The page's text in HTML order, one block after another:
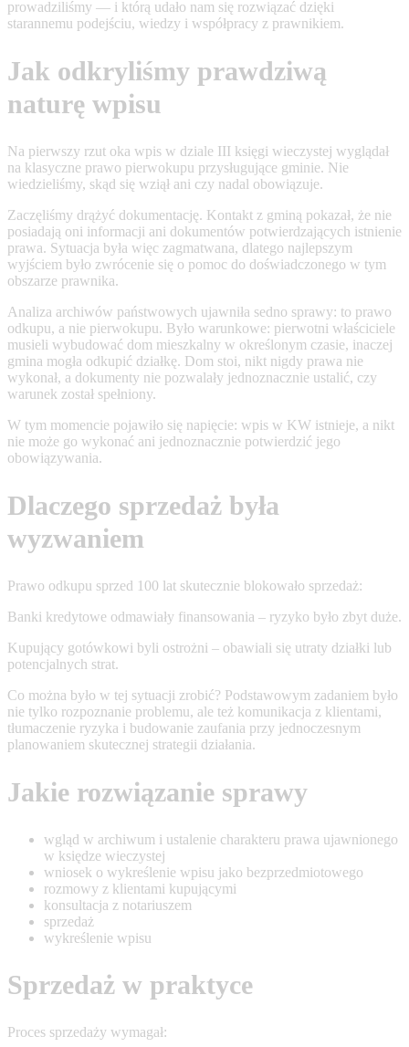
prowadziliśmy — i którą udało nam się rozwiązać dzięki
starannemu podejściu, wiedzy i współpracy z prawnikiem.
Jak odkryliśmy prawdziwą
naturę wpisu
Na pierwszy rzut oka wpis w dziale III księgi wieczystej wyglądał
na klasyczne prawo pierwokupu przysługujące gminie. Nie
wiedzieliśmy, skąd się wziął ani czy nadal obowiązuje.
Zaczęliśmy drążyć dokumentację. Kontakt z gminą pokazał, że nie
posiadają oni informacji ani dokumentów potwierdzających istnienie
prawa. Sytuacja była więc zagmatwana, dlatego najlepszym
wyjściem było zwrócenie się o pomoc do doświadczonego w tym
obszarze prawnika.
Analiza archiwów państwowych ujawniła sedno sprawy: to prawo
odkupu, a nie pierwokupu. Było warunkowe: pierwotni właściciele
musieli wybudować dom mieszkalny w określonym czasie, inaczej
gmina mogła odkupić działkę. Dom stoi, nikt nigdy prawa nie
wykonał, a dokumenty nie pozwalały jednoznacznie ustalić, czy
warunek został spełniony.
W tym momencie pojawiło się napięcie: wpis w KW istnieje, a nikt
nie może go wykonać ani jednoznacznie potwierdzić jego
obowiązywania.
Dlaczego sprzedaż była
wyzwaniem
Prawo odkupu sprzed 100 lat skutecznie blokowało sprzedaż:
Banki kredytowe odmawiały finansowania – ryzyko było zbyt duże.
Kupujący gotówkowi byli ostrożni – obawiali się utraty działki lub
potencjalnych strat.
Co można było w tej sytuacji zrobić? Podstawowym zadaniem było
nie tylko rozpoznanie problemu, ale też komunikacja z klientami,
tłumaczenie ryzyka i budowanie zaufania przy jednoczesnym
planowaniem skutecznej strategii działania.
Jakie rozwiązanie sprawy
wgląd w archiwum i ustalenie charakteru prawa ujawnionego
w księdze wieczystej
wniosek o wykreślenie wpisu jako bezprzedmiotowego
rozmowy z klientami kupującymi
konsultacja z notariuszem
sprzedaż
wykreślenie wpisu
Sprzedaż w praktyce
Proces sprzedaży wymagał: